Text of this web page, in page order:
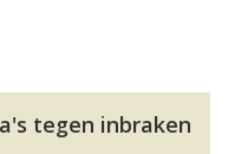
tegen inbraken